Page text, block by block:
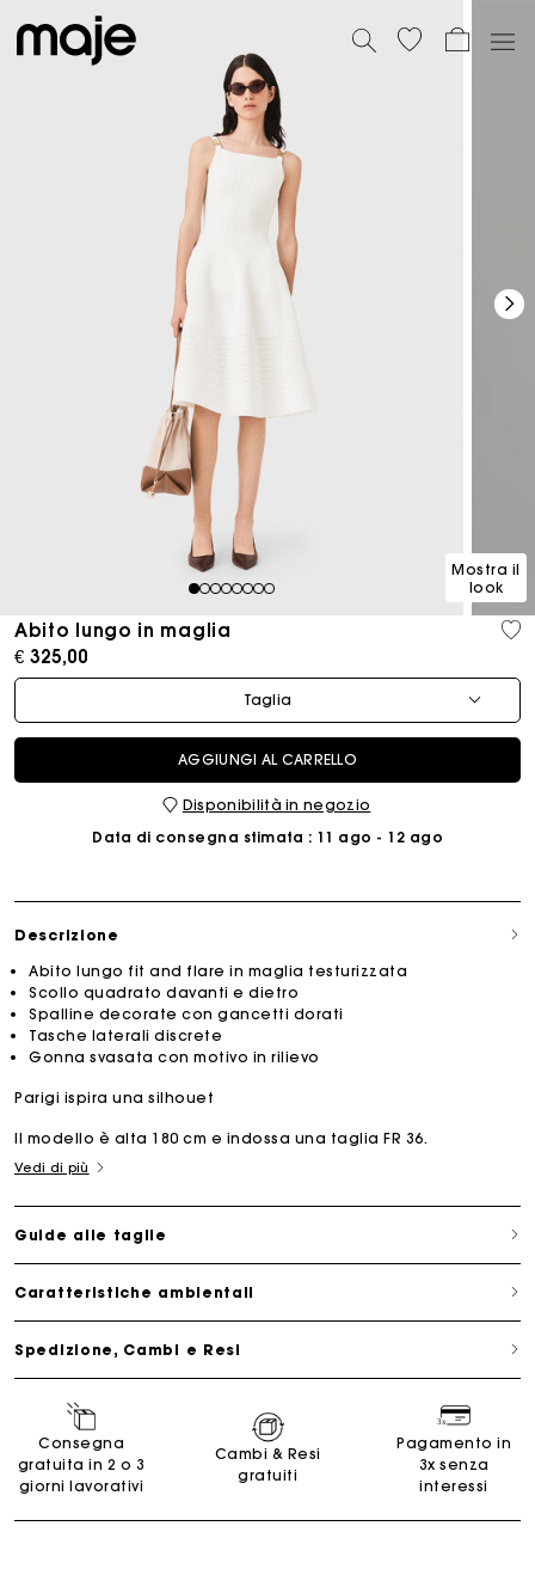
12345678
Mostra il
look
Abito lungo in maglia
€ 325,00
Taglia
AGGIUNGI AL CARRELLO
Disponibilità in negozio
Data di consegna stimata : 11 ago - 12 ago
Descrizione
Abito lungo fit and flare in maglia testurizzata
Scollo quadrato davanti e dietro
Spalline decorate con gancetti dorati
Tasche laterali discrete
Gonna svasata con motivo in rilievo
Parigi ispira una silhouet
Il modello è alta 180 cm e indossa una taglia FR 36.
Vedi di più
Guide alle taglie
Caratteristiche ambientali
Spedizione, Cambi e Resi
Consegna
gratuita in 2 o 3
giorni lavorativi
Cambi & Resi
gratuiti
Pagamento in
3x senza
interessi